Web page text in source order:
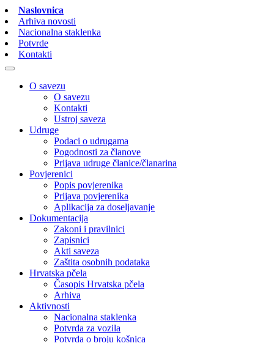
Naslovnica
Arhiva novosti
Nacionalna staklenka
Potvrde
Kontakti
O savezu
O savezu
Kontakti
Ustroj saveza
Udruge
Podaci o udrugama
Pogodnosti za članove
Prijava udruge članice/članarina
Povjerenici
Popis povjerenika
Prijava povjerenika
Aplikacija za doseljavanje
Dokumentacija
Zakoni i pravilnici
Zapisnici
Akti saveza
Zaštita osobnih podataka
Hrvatska pčela
Časopis Hrvatska pčela
Arhiva
Aktivnosti
Nacionalna staklenka
Potvrda za vozila
Potvrda o broju košnica